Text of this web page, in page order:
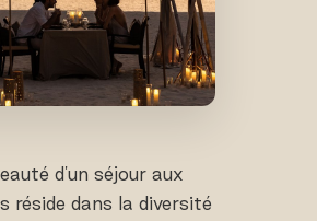
d'un séjour aux
réside dans la diversité